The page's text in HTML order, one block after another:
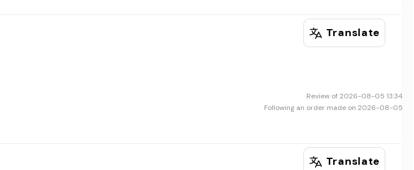
Translate
Review of 2026-08-05 13:34
Following an order made on 2026-08-05
Translate